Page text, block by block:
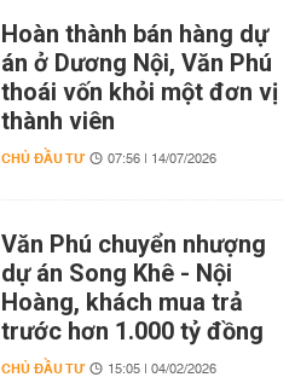
Hoàn thành bán hàng dự
án ở Dương Nội, Văn Phú
thoái vốn khỏi một đơn vị
thành viên
CHỦ ĐẦU TƯ 07:56 | 14/07/2026
Văn Phú chuyển nhượng
dự án Song Khê - Nội
Hoàng, khách mua trả
trước hơn 1.000 tỷ đồng
CHỦ ĐẦU TƯ 15:05 | 04/02/2026